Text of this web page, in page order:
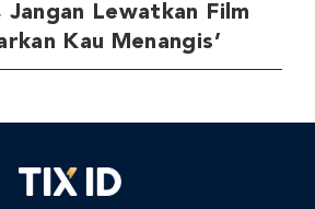
Jangan Lewatkan Film
Kau Menangis’